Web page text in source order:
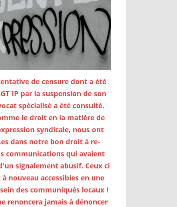
de censure dont a été
IP par la suspension de son
spécialisé a été consulté.
le droit en la matière de
syndicale, nous ont
dans notre bon droit à re-
communications qui avaient
signalement abusif. Ceux ci
nouveau accessibles en une
des communiqués locaux !
renoncera jamais à dénoncer